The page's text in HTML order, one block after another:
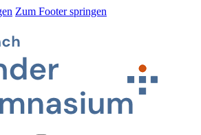
Zum Footer springen